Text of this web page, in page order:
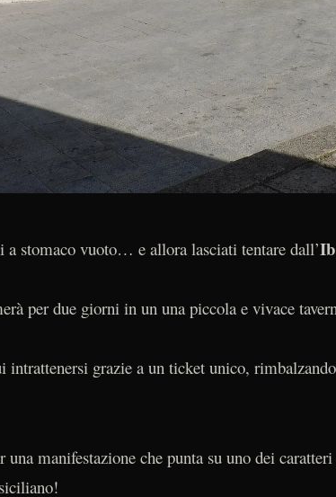
a stomaco vuoto… e allora lasciati tentare dall’
per due giorni in un una piccola e vivace
intrattenersi grazie a un ticket unico,
una manifestazione che punta su uno dei